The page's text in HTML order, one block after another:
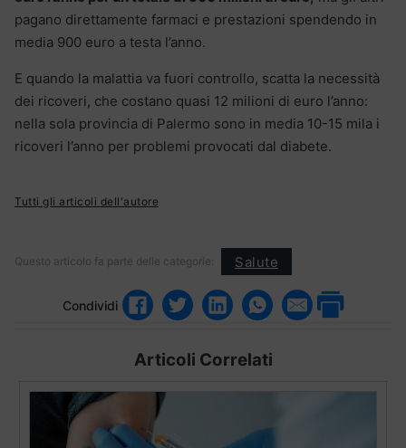
pagano direttamente farmaci e prestazioni spendendo in
media 900 euro a testa l’anno.
E quando la malattia va fuori controllo, scatta la necessità
dei ricoveri, che costano quasi 12 milioni di euro l’anno:
nella sola provincia di Palermo sono in media 10-15 mila i
ricoveri l’anno per problemi provocati dal diabete.
Tutti gli articoli dell'autore
Questo articolo fa parte delle categorie: Salute
Condividi
Articoli Correlati